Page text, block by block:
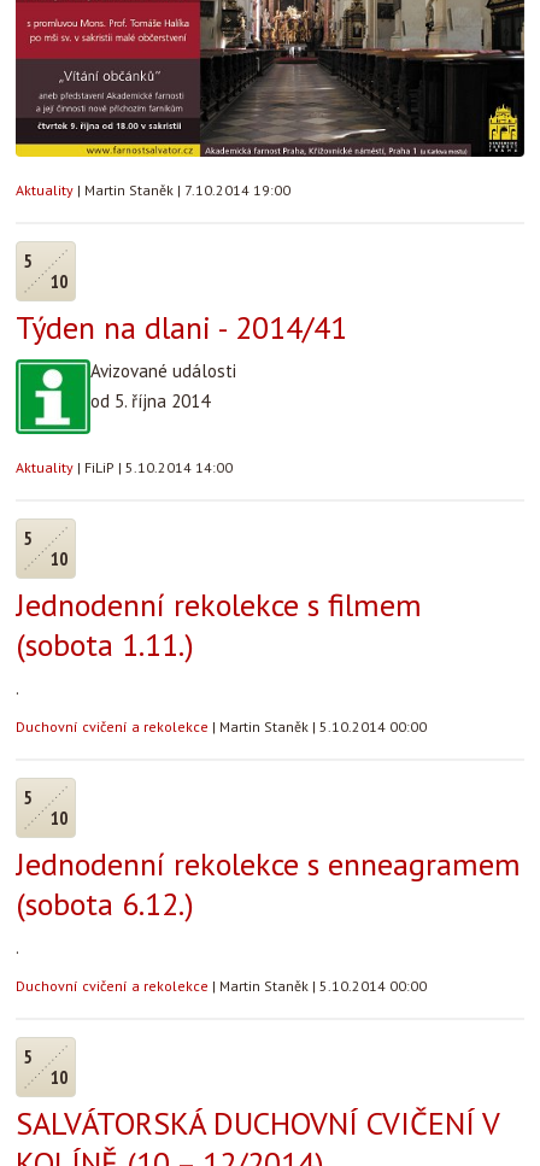
Aktuality | Martin Staněk | 7.10.2014 19:00
5
10
Týden na dlani - 2014/41
Avizované události
od 5. října 2014
Aktuality | FiLiP | 5.10.2014 14:00
5
10
Jednodenní rekolekce s filmem
(sobota 1.11.)
.
Duchovní cvičení a rekolekce | Martin Staněk | 5.10.2014 00:00
5
10
Jednodenní rekolekce s enneagramem
(sobota 6.12.)
.
Duchovní cvičení a rekolekce | Martin Staněk | 5.10.2014 00:00
5
10
SALVÁTORSKÁ DUCHOVNÍ CVIČENÍ V